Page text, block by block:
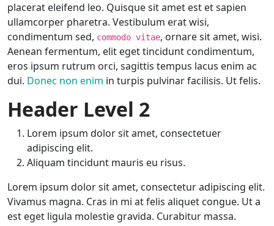
placerat eleifend leo. Quisque sit amet est et sapien
ullamcorper pharetra. Vestibulum erat wisi,
condimentum sed, commodo vitae, ornare sit amet, wisi.
Aenean fermentum, elit eget tincidunt condimentum,
eros ipsum rutrum orci, sagittis tempus lacus enim ac
dui. Donec non enim in turpis pulvinar facilisis. Ut felis.
Header Level 2
Lorem ipsum dolor sit amet, consectetuer
adipiscing elit.
Aliquam tincidunt mauris eu risus.
Lorem ipsum dolor sit amet, consectetur adipiscing elit.
Vivamus magna. Cras in mi at felis aliquet congue. Ut a
est eget ligula molestie gravida. Curabitur massa.